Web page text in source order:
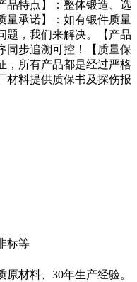
品特点】：整体锻造、选
量承诺】：如有锻件质量
题，我们来解决。【产品
同步追溯可控！【质量保
，所有产品都是经过严格
材料提供质保书及探伤报
标等
原材料、30年生产经验。